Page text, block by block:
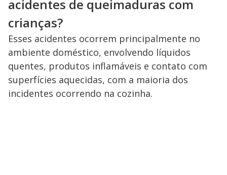
acidentes de queimaduras com
crianças?
Esses acidentes ocorrem principalmente no
ambiente doméstico, envolvendo líquidos
quentes, produtos inflamáveis e contato com
superfícies aquecidas, com a maioria dos
incidentes ocorrendo na cozinha.